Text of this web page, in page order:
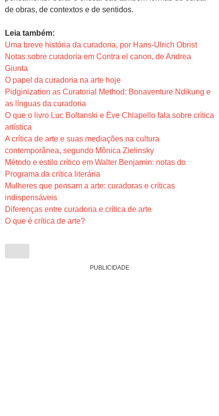
de obras, de contextos e de sentidos.
Leia também:
Uma breve história da curadoria, por Hans-Ulrich Obrist
Notas sobre curadoria em Contra el canon, de Andrea
Giunta
O papel da curadoria na arte hoje
Pidginization as Curatorial Method: Bonaventure Ndikung e
as línguas da curadoria
O que o livro Luc Boltanski e Ève Chiapello fala sobre crítica
artística
A crítica de arte e suas mediações na cultura
contemporânea, segundo Mônica Zielinsky
Método e estilo crítico em Walter Benjamin: notas do
Programa da crítica literária
Mulheres que pensam a arte: curadoras e críticas
indispensáveis
Diferenças entre curadoria e crítica de arte
O que é crítica de arte?
PUBLICIDADE